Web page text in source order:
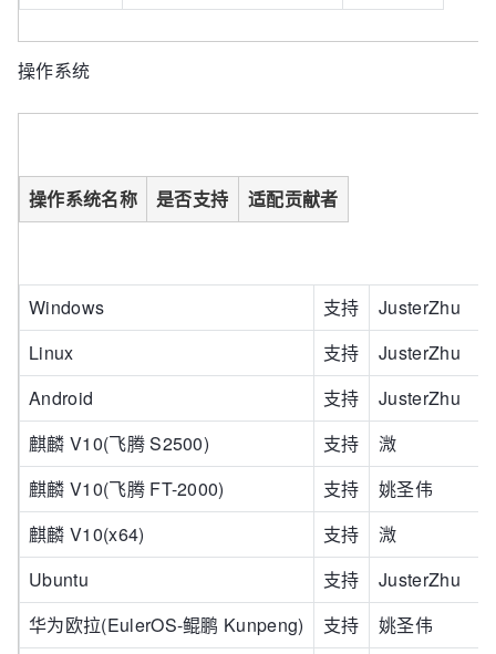
操作系统
操作系统名称 是否支持 适配贡献者
Windows 支持
JusterZhu
Linux
支持
JusterZhu
Android
支持
JusterZhu
麒麟 V10(飞腾 S2500)
支持
溦
麒麟 V10(飞腾 FT-2000)
支持
姚圣伟
麒麟 V10(x64)
支持
溦
Ubuntu
支持
JusterZhu
华为欧拉(EulerOS-鲲鹏 Kunpeng)
支持
姚圣伟